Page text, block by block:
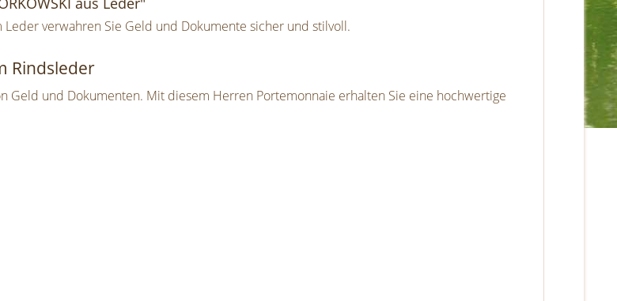
verwahren Sie Geld und Dokumente sicher und stilvoll.
Rindsleder
Geld und Dokumenten. Mit diesem Herren Portemonnaie erhalten Sie eine hochwertige